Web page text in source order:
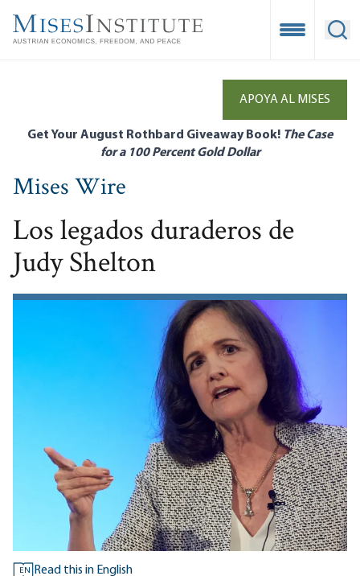
main
Open
APOYA AL MISES
Get Your August Rothbard Giveaway Book! The Case
for a 100 Percent Gold Dollar
Mises Wire
Los legados duraderos de
Judy Shelton
EN Read this in English